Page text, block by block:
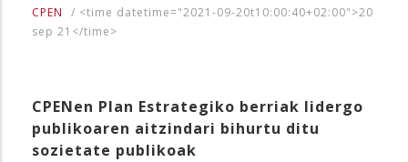
CPEN / <time datetime="2021-09-20t10:00:40+02:00">20
sep 21</time>
CPENen Plan Estrategiko berriak lidergo
publikoaren aitzindari bihurtu ditu
sozietate publikoak